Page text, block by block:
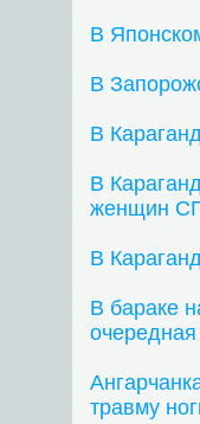
В
В
В
В
женщин
В
В бараке
очередная
травму